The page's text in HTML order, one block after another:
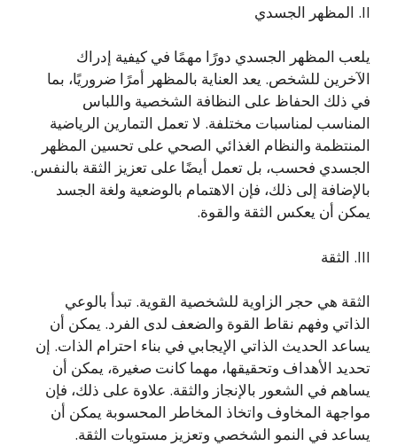
II. المظهر الجسدي
يلعب المظهر الجسدي دورًا مهمًا في كيفية إدراك
الآخرين للشخص. يعد العناية بالمظهر أمرًا ضروريًا، بما
في ذلك الحفاظ على النظافة الشخصية واللباس
المناسب لمناسبات مختلفة. لا تعمل التمارين الرياضية
المنتظمة والنظام الغذائي الصحي على تحسين المظهر
الجسدي فحسب، بل تعمل أيضًا على تعزيز الثقة بالنفس.
بالإضافة إلى ذلك، فإن الاهتمام بالوضعية ولغة الجسد
يمكن أن يعكس الثقة والقوة.
III. الثقة
الثقة هي حجر الزاوية للشخصية القوية. تبدأ بالوعي
الذاتي وفهم نقاط القوة والضعف لدى الفرد. يمكن أن
يساعد الحديث الذاتي الإيجابي في بناء احترام الذات. إن
تحديد الأهداف وتحقيقها، مهما كانت صغيرة، يمكن أن
يساهم في الشعور بالإنجاز والثقة. علاوة على ذلك، فإن
مواجهة المخاوف واتخاذ المخاطر المحسوبة يمكن أن
يساعد في النمو الشخصي وتعزيز مستويات الثقة.